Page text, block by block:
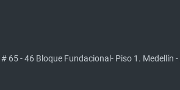
65 - 46 Bloque Fundacional- Piso 1. Medellín